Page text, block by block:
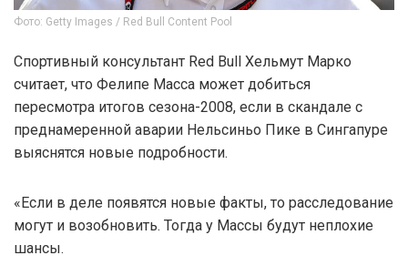
Фото: Getty Images / Red Bull Content Pool
Спортивный консультант Red Bull Хельмут Марко
считает, что Фелипе Масса может добиться
пересмотра итогов сезона-2008, если в скандале с
преднамеренной аварии Нельсиньо Пике в Сингапуре
выяснятся новые подробности.
«Если в деле появятся новые факты, то расследование
могут и возобновить. Тогда у Массы будут неплохие
шансы.